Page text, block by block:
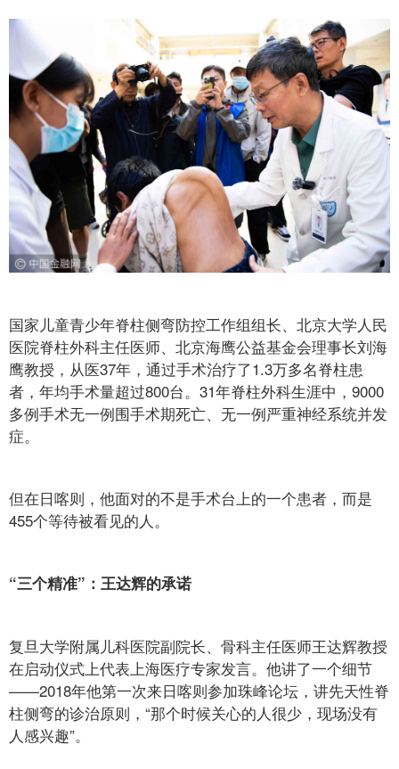
国家儿童青少年脊柱侧弯防控工作组组长、北京大学人民
医院脊柱外科主任医师、北京海鹰公益基金会理事长刘海
鹰教授，从医37年，通过手术治疗了1.3万多名脊柱患
者，年均手术量超过800台。31年脊柱外科生涯中，9000
多例手术无一例围手术期死亡、无一例严重神经系统并发
症。
但在日喀则，他面对的不是手术台上的一个患者，而是
455个等待被看见的人。
“三个精准”：王达辉的承诺
复旦大学附属儿科医院副院长、骨科主任医师王达辉教授
在启动仪式上代表上海医疗专家发言。他讲了一个细节
——2018年他第一次来日喀则参加珠峰论坛，讲先天性脊
柱侧弯的诊治原则，“那个时候关心的人很少，现场没有
人感兴趣”。